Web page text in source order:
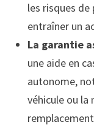
les risques
entraîner un
La garantie
une aide en
autonome,
véhicule ou la